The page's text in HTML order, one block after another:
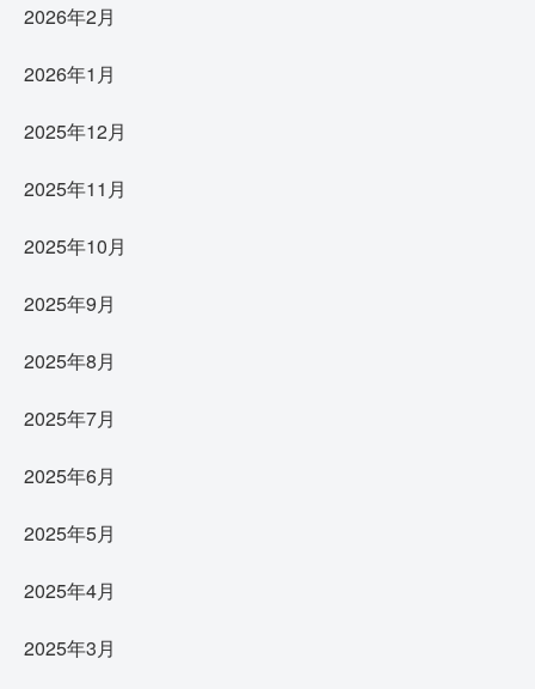
2026年2月
2026年1月
2025年12月
2025年11月
2025年10月
2025年9月
2025年8月
2025年7月
2025年6月
2025年5月
2025年4月
2025年3月